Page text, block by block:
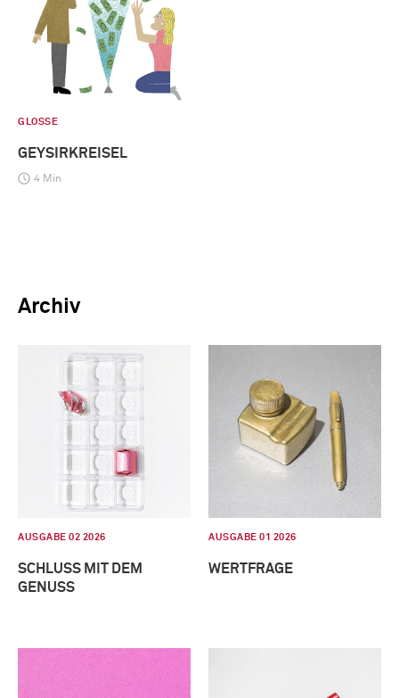
GLOSSE
GEYSIRKREISEL
4 Min
Archiv
AUSGABE 02 2026
SCHLUSS MIT DEM
GENUSS
AUSGABE 01 2026
WERTFRAGE